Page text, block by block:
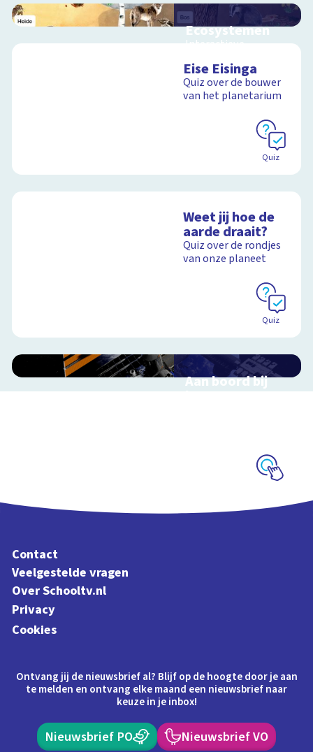
Ecosystemen
Interactieve
Veluwe
Schoolplaat
Eise Eisinga
Quiz over de bouwer
van het planetarium
Quiz
Weet jij hoe de
aarde draait?
Quiz over de rondjes
van onze planeet
Quiz
Aan boord bij
het ISS
Contact
Veelgestelde vragen
Over Schooltv.nl
Privacy
Cookies
Ontvang jij de nieuwsbrief al? Blijf op de hoogte door je aan
te melden en ontvang elke maand een nieuwsbrief naar
keuze in je inbox!
Nieuwsbrief PO Nieuwsbrief VO